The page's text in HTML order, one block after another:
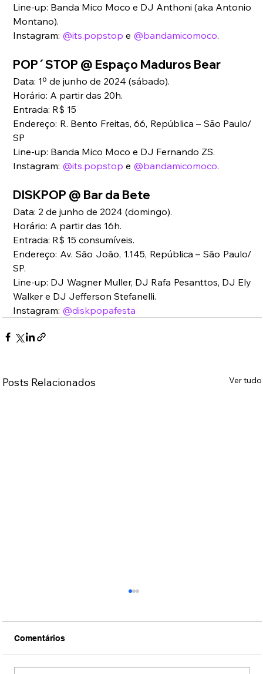
Line-up: Banda Mico Moco e DJ Anthoni (aka Antonio
Montano).
Instagram: @its.popstop e @bandamicomoco.
POP´STOP @ Espaço Maduros Bear
Data: 1º de junho de 2024 (sábado).
Horário: A partir das 20h.
Entrada: R$ 15
Endereço: R. Bento Freitas, 66, República – São Paulo/
SP
Line-up: Banda Mico Moco e DJ Fernando ZS.
Instagram: @its.popstop e @bandamicomoco.
DISKPOP @ Bar da Bete
Data: 2 de junho de 2024 (domingo).
Horário: A partir das 16h.
Entrada: R$ 15 consumíveis.
Endereço: Av. São João, 1.145, República – São Paulo/
SP.
Line-up: DJ Wagner Muller, DJ Rafa Pesanttos, DJ Ely
Walker e DJ Jefferson Stefanelli.
Instagram: @diskpopafesta
Posts Relacionados Ver tudo
Comentários